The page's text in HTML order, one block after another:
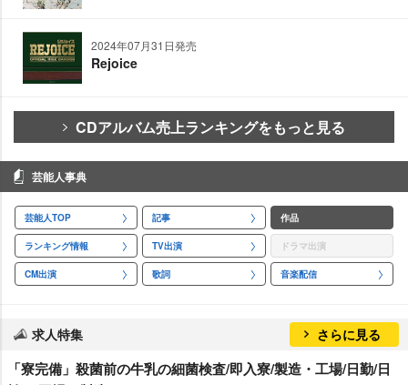
2024年07月31日発売
Rejoice
CDアルバム売上ランキングをもっと見る
芸能人事典
芸能人TOP 記事 作品
ランキング情報 TV出演 ドラマ出演
CM出演 歌詞 音楽配信
求人特集 さらに見る
「寮完備」殺菌前の牛乳の細菌検査/即入寮/製造・工場/日勤/日